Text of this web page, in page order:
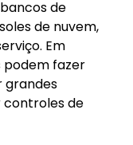
de
de nuvem,
Em
podem fazer
grandes
controles de